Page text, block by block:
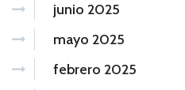
junio 2025
mayo 2025
febrero 2025